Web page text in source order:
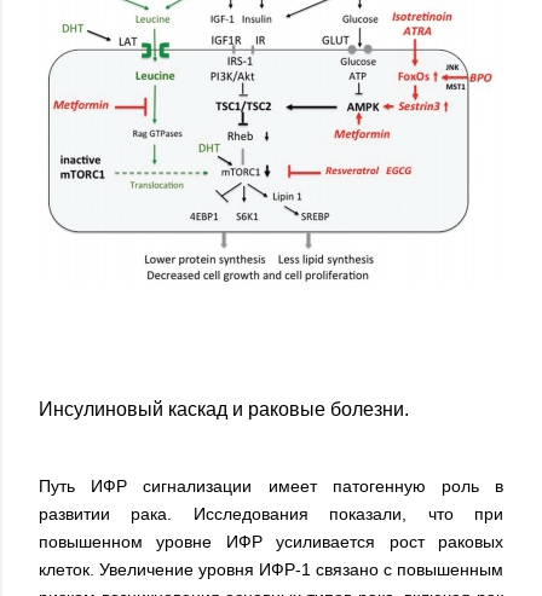
Инсулиновый каскад и раковые болезни.
Путь ИФР сигнализации имеет патогенную роль в
развитии рака. Исследования показали, что при
повышенном уровне ИФР усиливается рост раковых
клеток. Увеличение уровня ИФР-1 связано с повышенным